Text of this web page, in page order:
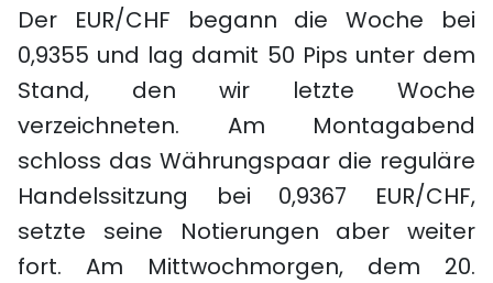
Der EUR/CHF begann die Woche bei
0,9355 und lag damit 50 Pips unter dem
Stand, den wir letzte Woche
verzeichneten. Am Montagabend
schloss das Währungspaar die reguläre
Handelssitzung bei 0,9367 EUR/CHF,
setzte seine Notierungen aber weiter
fort. Am Mittwochmorgen, dem 20.